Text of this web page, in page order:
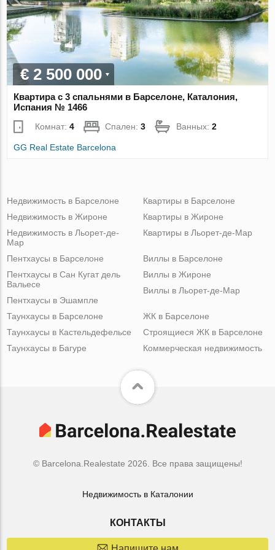
€ 2 500 000
Квартира с 3 спальнями в Барселоне, Каталония,
Испания № 1466
Комнат:4 Спален:3 Ванных:2
GG Real Estate Barcelona
Недвижимость в Барселоне
Недвижимость в Жироне
Недвижимость в Льорет-де-
Мар
Квартиры в Барселоне
Квартиры в Жироне
Квартиры в Льорет-де-Мар
Пентхаусы в Барселоне
Пентхаусы в Сан Кугат дель
Вальесе
Пентхаусы в Эшампле
Виллы в Барселоне
Виллы в Жироне
Виллы в Льорет-де-Мар
Таунхаусы в Барселоне
Таунхаусы в Кастельдефельсе
Таунхаусы в Багуре
ЖК в Барселоне
Строящиеся ЖК в Барселоне
Коммерческая недвижимость
© Barcelona.Realestate 2026. Все права защищены!
Недвижимость в Каталонии
КОНТАКТЫ